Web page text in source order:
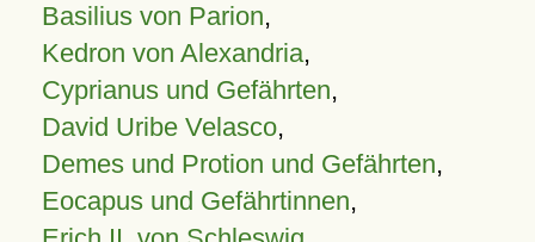
Basilius von Parion,
Kedron von Alexandria,
Cyprianus und Gefährten,
David Uribe Velasco,
Demes und Protion und Gefährten,
Eocapus und Gefährtinnen,